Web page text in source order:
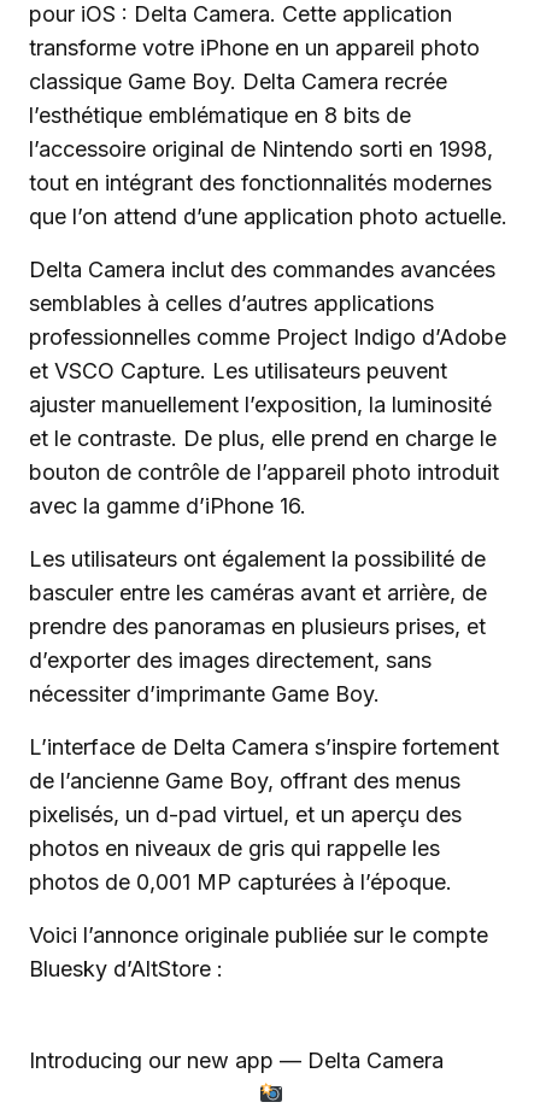
pour iOS : Delta Camera. Cette application
transforme votre iPhone en un appareil photo
classique Game Boy. Delta Camera recrée
l’esthétique emblématique en 8 bits de
l’accessoire original de Nintendo sorti en 1998,
tout en intégrant des fonctionnalités modernes
que l’on attend d’une application photo actuelle.
Delta Camera inclut des commandes avancées
semblables à celles d’autres applications
professionnelles comme Project Indigo d’Adobe
et VSCO Capture. Les utilisateurs peuvent
ajuster manuellement l’exposition, la luminosité
et le contraste. De plus, elle prend en charge le
bouton de contrôle de l’appareil photo introduit
avec la gamme d’iPhone 16.
Les utilisateurs ont également la possibilité de
basculer entre les caméras avant et arrière, de
prendre des panoramas en plusieurs prises, et
d’exporter des images directement, sans
nécessiter d’imprimante Game Boy.
L’interface de Delta Camera s’inspire fortement
de l’ancienne Game Boy, offrant des menus
pixelisés, un d-pad virtuel, et un aperçu des
photos en niveaux de gris qui rappelle les
photos de 0,001 MP capturées à l’époque.
Voici l’annonce originale publiée sur le compte
Bluesky d’AltStore :
Introducing our new app — Delta Camera